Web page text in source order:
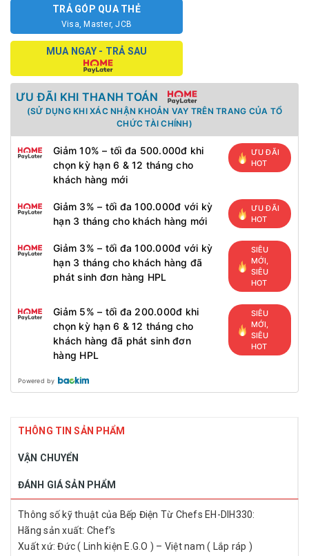
TRẢ GÓP QUA THẺ
Visa, Master, JCB
MUA NGAY - TRẢ SAU
ƯU ĐÃI KHI THANH TOÁN
(SỬ DỤNG KHI XÁC NHẬN KHOẢN VAY TRÊN TRANG CỦA TỔ
CHỨC TÀI CHÍNH)
Giảm 10% – tối đa 500.000đ khi
chọn kỳ hạn 6 & 12 tháng cho
khách hàng mới
ƯU ĐÃI
HOT
Giảm 3% – tối đa 100.000đ với kỳ
hạn 3 tháng cho khách hàng mới
ƯU ĐÃI
HOT
Giảm 3% – tối đa 100.000đ với kỳ
hạn 3 tháng cho khách hàng đã
phát sinh đơn hàng HPL
SIÊU
MỚI,
SIÊU
HOT
Giảm 5% – tối đa 200.000đ khi
chọn kỳ hạn 6 & 12 tháng cho
khách hàng đã phát sinh đơn
hàng HPL
SIÊU
MỚI,
SIÊU
HOT
Powered by
THÔNG TIN SẢN PHẨM
VẬN CHUYỂN
ĐÁNH GIÁ SẢN PHẨM
Thông số kỹ thuật của Bếp Điện Từ Chefs EH-DIH330:
Hãng sản xuất: Chef’s
Xuất xứ: Đức ( Linh kiện E.G.O ) – Việt nam ( Lắp ráp )